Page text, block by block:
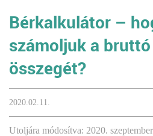
Bérkalkulátor –
számoljuk a
összegét?
2020.02.11.
Utoljára módosítva: 2020.